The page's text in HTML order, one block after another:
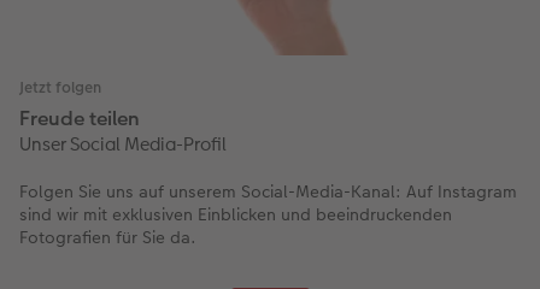
Jetzt folgen
Freude teilen
Unser Social Media-Profil
Folgen Sie uns auf unserem Social-Media-Kanal: Auf Instagram
sind wir mit exklusiven Einblicken und beeindruckenden
Fotografien für Sie da.